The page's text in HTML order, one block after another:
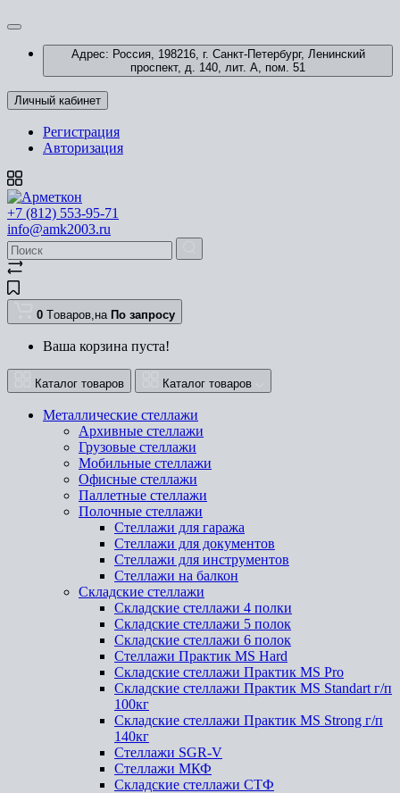
Адрес: Россия, 198216, г. Санкт-Петербург, Ленинский
проспект, д. 140, лит. А, пом. 51
Личный кабинет
Регистрация
Авторизация
+7 (812) 553-95-71
info@amk2003.ru
0 Tоваров,на По запросу
Ваша корзина пуста!
Каталог товаров Каталог товаров
Металлические стеллажи
Архивные стеллажи
Грузовые стеллажи
Мобильные стеллажи
Офисные стеллажи
Паллетные стеллажи
Полочные стеллажи
Стеллажи для гаража
Стеллажи для документов
Стеллажи для инструментов
Стеллажи на балкон
Складские стеллажи
Складские стеллажи 4 полки
Складские стеллажи 5 полок
Складские стеллажи 6 полок
Стеллажи Практик MS Hard
Складские стеллажи Практик MS Pro
Складские стеллажи Практик MS Standart г/п
100кг
Складские стеллажи Практик MS Strong г/п
140кг
Стеллажи SGR-V
Стеллажи МКФ
Складские стеллажи СТФ